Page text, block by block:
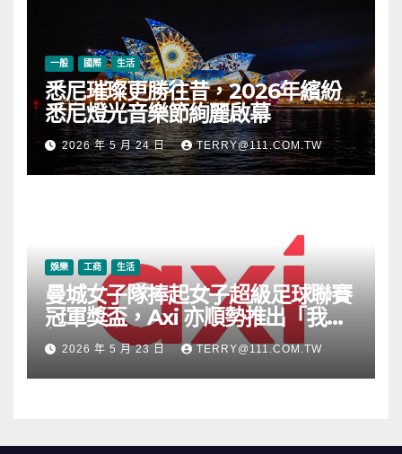
一般 國際 生活
悉尼璀璨更勝往昔，2026年繽紛
悉尼燈光音樂節絢麗啟幕
2026 年 5 月 24 日 TERRY@111.COM.TW
娛樂 工商 生活
曼城女子隊捧起女子超級足球聯賽
冠軍獎盃，Axi 亦順勢推出「我的
根源」宣傳活動
2026 年 5 月 23 日 TERRY@111.COM.TW